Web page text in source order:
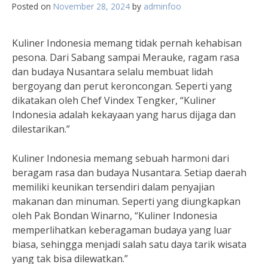
Posted on November 28, 2024 by adminfoo
Kuliner Indonesia memang tidak pernah kehabisan
pesona. Dari Sabang sampai Merauke, ragam rasa
dan budaya Nusantara selalu membuat lidah
bergoyang dan perut keroncongan. Seperti yang
dikatakan oleh Chef Vindex Tengker, “Kuliner
Indonesia adalah kekayaan yang harus dijaga dan
dilestarikan.”
Kuliner Indonesia memang sebuah harmoni dari
beragam rasa dan budaya Nusantara. Setiap daerah
memiliki keunikan tersendiri dalam penyajian
makanan dan minuman. Seperti yang diungkapkan
oleh Pak Bondan Winarno, “Kuliner Indonesia
memperlihatkan keberagaman budaya yang luar
biasa, sehingga menjadi salah satu daya tarik wisata
yang tak bisa dilewatkan.”